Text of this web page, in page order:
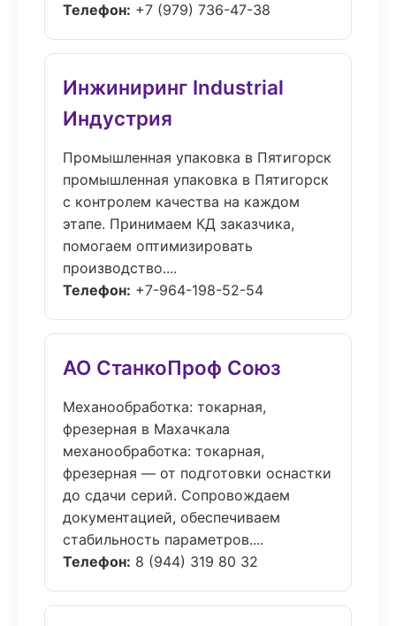
Телефон: +7 (979) 736-47-38
Инжиниринг Industrial
Индустрия
Промышленная упаковка в Пятигорск
промышленная упаковка в Пятигорск
с контролем качества на каждом
этапе. Принимаем КД заказчика,
помогаем оптимизировать
производство....
Телефон: +7-964-198-52-54
АО СтанкоПроф Союз
Механообработка: токарная,
фрезерная в Махачкала
механообработка: токарная,
фрезерная — от подготовки оснастки
до сдачи серий. Сопровождаем
документацией, обеспечиваем
стабильность параметров....
Телефон: 8 (944) 319 80 32